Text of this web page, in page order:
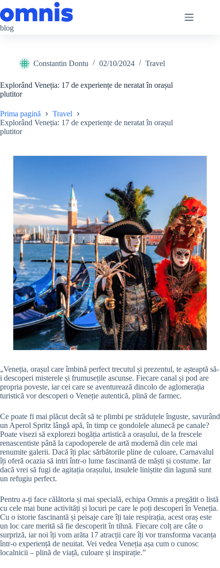
la
conținut
blog
Constantin Dontu 02/10/2024 Travel
Explorând Veneția: 17 de experiențe de neratat în orașul
plutitor
Prima pagină
Travel
Explorând Veneția: 17 de experiențe de neratat în orașul
plutitor
„Veneția, orașul care îmbină perfect trecutul și prezentul, te așteaptă să-
i descoperi misterele și frumusețile ascunse. Fiecare canal și pod are
propria poveste, iar cei care se aventurează dincolo de aglomerația
turistică vor descoperi o Veneție autentică, plină de farmec.
Ce poate fi mai plăcut decât să te plimbi pe străduțele înguste, savurând
un Aperol Spritz lângă apă, în timp ce gondolele alunecă pe canale?
Poate visezi să explorezi bogăția artistică a orașului, de la frescele
renascentiste până la capodoperele de artă modernă din cele mai
renumite galerii. Dacă îți plac sărbătorile pline de culoare, Carnavalul
îți oferă ocazia să intri într-o lume fascinantă de măști și costume. Iar
dacă vrei să fugi de agitația orașului, insulele liniștite din lagună sunt
un refugiu perfect.
Pentru a-ți face călătoria și mai specială, echipa Omnis a pregătit o listă
cu cele mai bune activități și locuri pe care le poți descoperi în Veneția.
Cu o istorie fascinantă și peisaje care îți taie respirația, acest oraș este
un loc care merită să fie descoperit în tihnă. Fiecare colț are câte o
surpriză, iar noi îți vom arăta 17 atracții care îți vor transforma vacanța
într-o experiență de neuitat. Vei vedea Veneția așa cum o cunosc
localnicii – plină de viață, culoare și inspirație.”